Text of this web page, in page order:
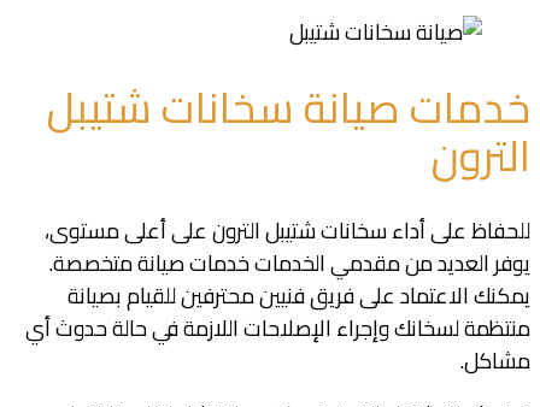
خدمات صيانة سخانات شتيبل
الترون
للحفاظ على أداء سخانات شتيبل الترون على أعلى مستوى،
يوفر العديد من مقدمي الخدمات خدمات صيانة متخصصة.
يمكنك الاعتماد على فريق فنيين محترفين للقيام بصيانة
منتظمة لسخانك وإجراء الإصلاحات اللازمة في حالة حدوث أي
مشاكل.